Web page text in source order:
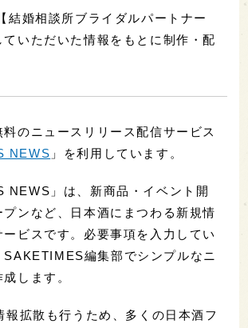
結婚相談所ブライダルパートナー
ていただいた情報をもとに制作・配
料のニュースリリース配信サービス
NEWS 」を利用しています。
NEWS」は、新商品・イベント開
ンなど、日本酒にまつわる新規情
ビスです。必要事項を入力してい
SAKETIMES編集部でシンプルなニ
します。
報拡散も行うため、多くの日本酒フ